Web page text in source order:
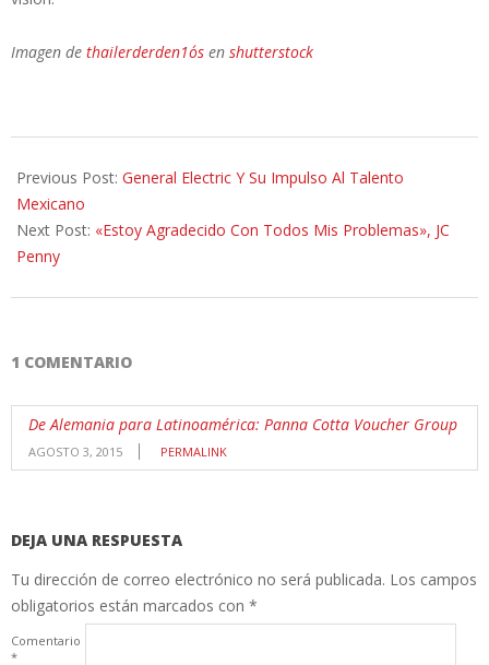
Imagen de thailerderden1o´s en shutterstock
07-
31
Previous Post: General Electric Y Su Impulso Al Talento
Mexicano
Next Post: «Estoy Agradecido Con Todos Mis Problemas», JC
Penny
1 COMENTARIO
De Alemania para Latinoamérica: Panna Cotta Voucher Group
AGOSTO 3, 2015 PERMALINK
DEJA UNA RESPUESTA
Tu dirección de correo electrónico no será publicada. Los campos
obligatorios están marcados con *
Comentario
*